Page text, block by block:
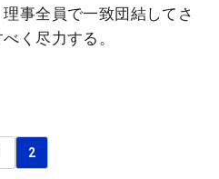
事全員で一致団結してさ
く尽力する。
2